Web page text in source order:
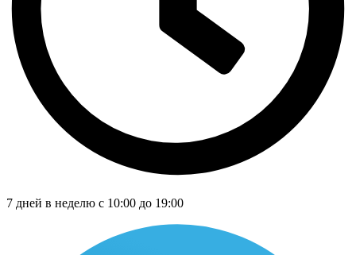
7 дней в неделю с 10:00 до 19:00